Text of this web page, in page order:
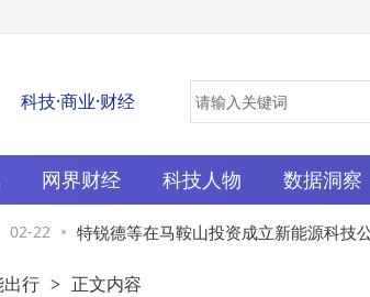
科技·商业·财经
网界财经 科技人物 数据洞察
02-22 特锐德等在马鞍山投资成立新能源科技公司
出行 > 正文内容